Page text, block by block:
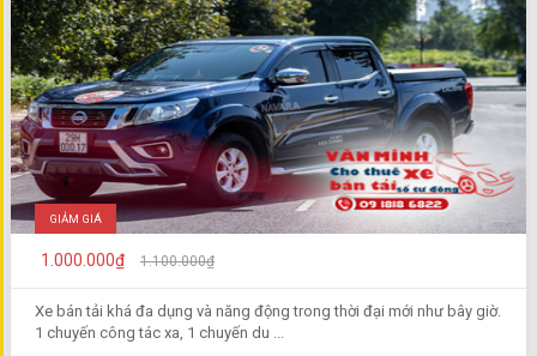
GIẢM GIÁ
1.000.000₫ 1.100.000₫
Xe bán tải khá đa dụng và năng động trong thời đại mới như bây giờ.
1 chuyến công tác xa, 1 chuyến du ...